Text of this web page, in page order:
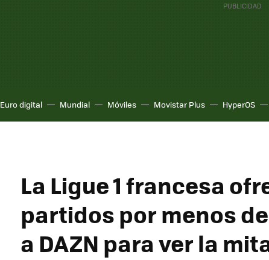
Euro digital Mundial Móviles Movistar Plus HyperOS
La Ligue 1 francesa
partidos por menos
a DAZN para ver la